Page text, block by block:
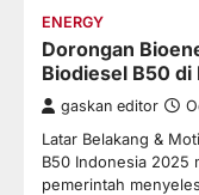
ENERGY
Dorongan
Biodiesel B50
gaskan editor
Latar Belakang &
B50 Indonesia 2025
pemerintah